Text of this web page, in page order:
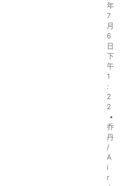
年
7
月
6
日
下
午
1
:
2
2
•
乔
丹
/
A
i
r